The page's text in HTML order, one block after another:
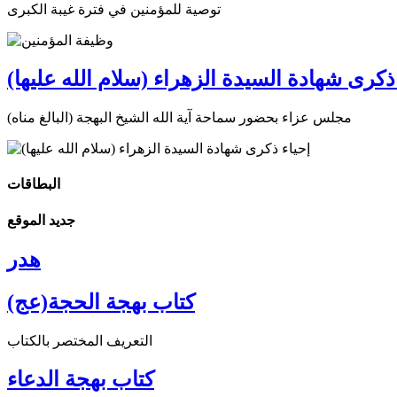
توصية للمؤمنين في فترة غيبة الكبرى
ذكرى شهادة السيدة الزهراء (سلام الله عليها)
مجلس عزاء بحضور سماحة آية الله الشيخ البهجة (البالغ مناه)
البطاقات
جديد الموقع
هدر
كتاب بهجة الحجة(عج)
التعريف المختصر بالكتاب
كتاب بهجة الدعاء